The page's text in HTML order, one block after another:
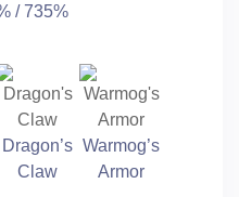
/ 735%
Dragon’s
Claw
Warmog’s
Armor